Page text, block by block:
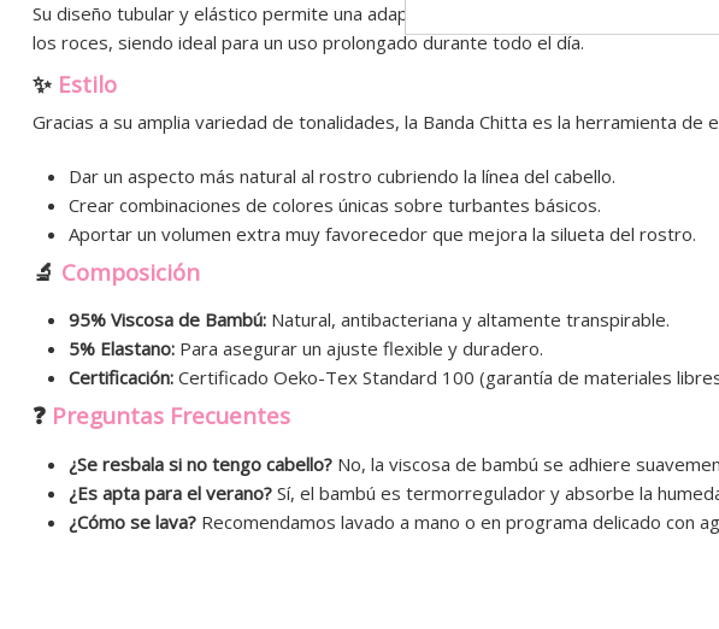
Su diseño tubular y elástico permite una adaptación perfecta a cualquier
los roces, siendo ideal para un uso prolongado durante todo el día.
✨ Estilo
Gracias a su amplia variedad de tonalidades, la Banda Chitta es la herramienta de
Dar un aspecto más natural al rostro cubriendo la línea del cabello.
Crear combinaciones de colores únicas sobre turbantes básicos.
Aportar un volumen extra muy favorecedor que mejora la silueta del rostro.
🔬 Composición
95% Viscosa de Bambú: Natural, antibacteriana y altamente transpirable.
5% Elastano: Para asegurar un ajuste flexible y duradero.
Certificación: Certificado Oeko-Tex Standard 100 (garantía de materiales
❓ Preguntas Frecuentes
¿Se resbala si no tengo cabello? No, la viscosa de bambú se adhiere
¿Es apta para el verano? Sí, el bambú es termorregulador y absorbe la
¿Cómo se lava? Recomendamos lavado a mano o en programa delicado con